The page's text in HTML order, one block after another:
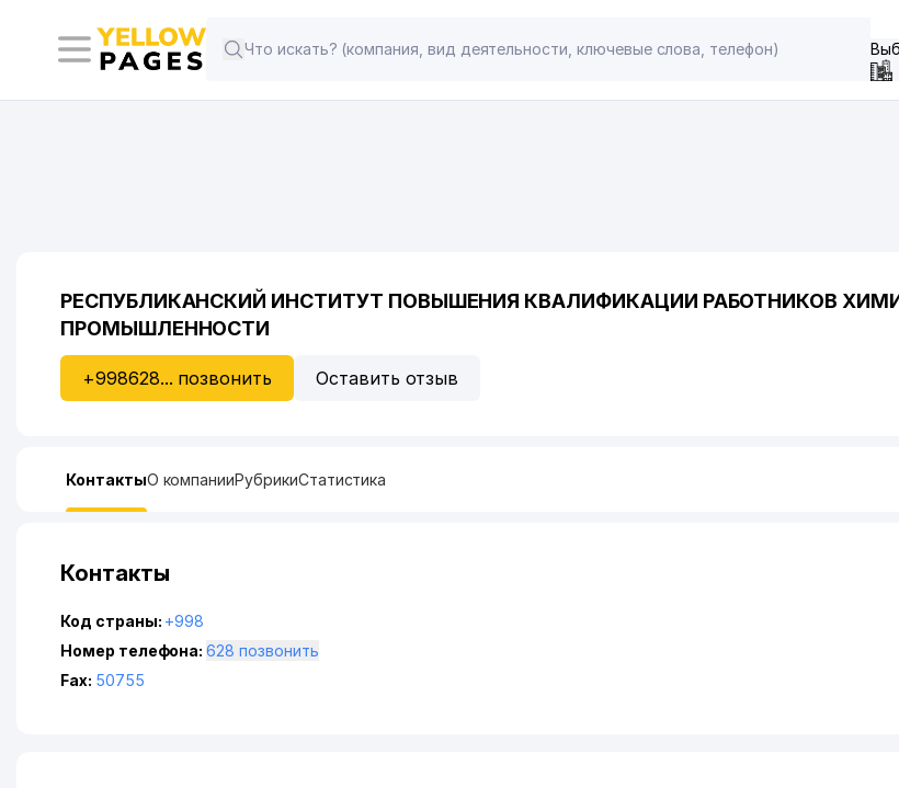
РЕСПУБЛИКАНСКИЙ ИНСТИТУТ ПОВЫШЕНИЯ КВАЛИФИКАЦИИ РАБОТНИКОВ
ПРОМЫШЛЕННОСТИ
+998628... позвонить Оставить отзыв
КонтактыО компанииРубрикиСтатистика
Контакты
Код страны: +998
Номер телефона:628 позвонить
Fax: 50755